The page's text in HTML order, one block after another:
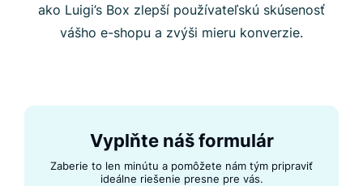
ako Luigi’s Box zlepší používateľskú skúsenosť
vášho e-shopu a zvýši mieru konverzie.
Vyplňte náš formulár
Zaberie to len minútu a pomôžete nám tým pripraviť
ideálne riešenie presne pre vás.